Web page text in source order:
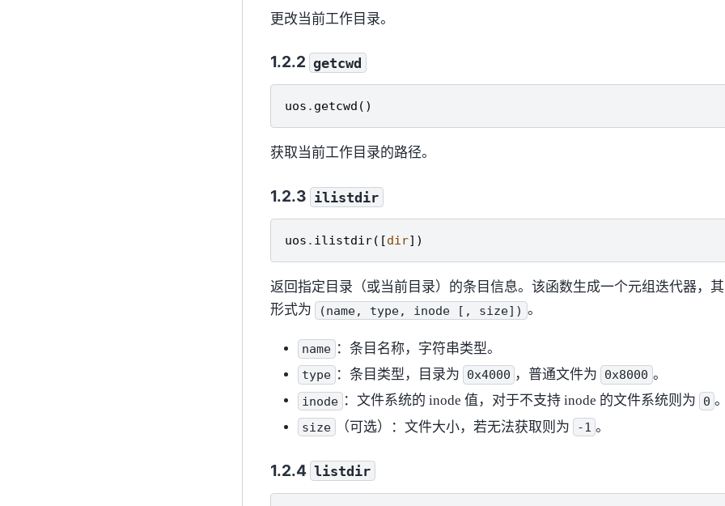
更改当前工作目录。
getcwd
uos . getcwd ()
获取当前工作目录的路径。
ilistdir
uos . ilistdir([dir])
返回指定目录（或当前目录）的条目信息。该函数生成一个元组迭代器，
形式为
(name, type, inode [, size]) 。
name ：条目名称，字符串类型。
type ：条目类型，目录为 0x4000 ，普通文件为 0x8000 。
inode ：文件系统的 inode 值，对于不支持 inode 的文件系统则为 0 。
size （可选）：文件大小，若无法获取则为 -1 。
listdir